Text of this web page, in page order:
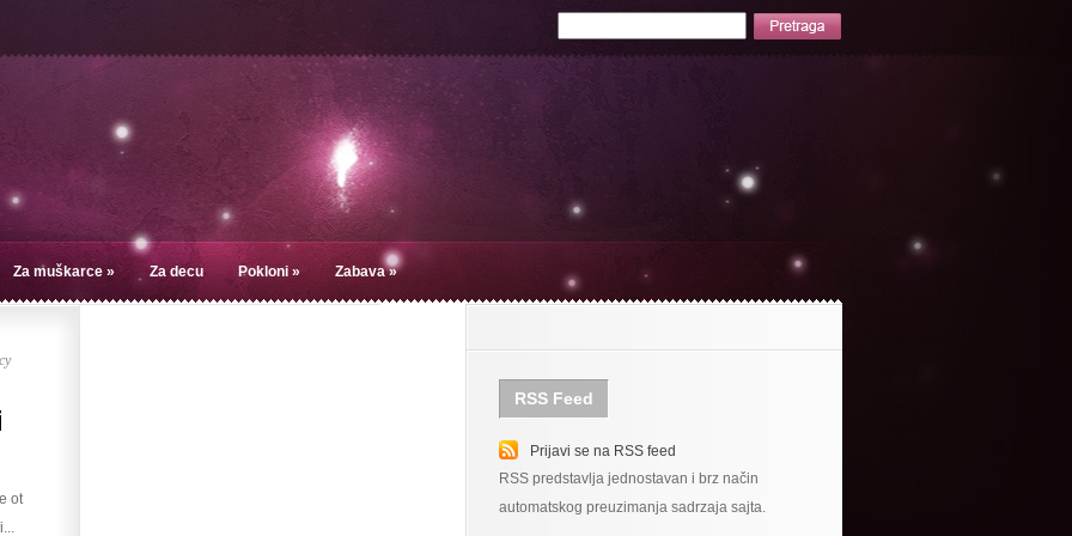
Za muškarce » Za decu Pokloni » Zabava»
ot
RSS Feed
Prijavi se na RSS feed
RSS predstavlja jednostavan i brz način
automatskog preuzimanja sadrzaja sajta.